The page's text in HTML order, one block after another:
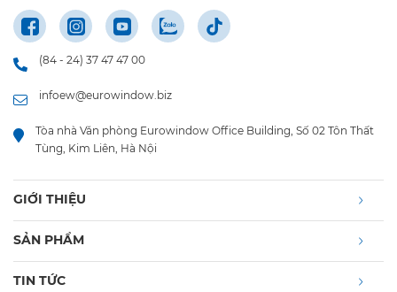
(84 - 24) 37 47 47 00
infoew@eurowindow.biz
Tòa nhà Văn phòng Eurowindow Office Building, Số 02 Tôn Thất
Tùng, Kim Liên, Hà Nội
GIỚI THIỆU
SẢN PHẨM
TIN TỨC